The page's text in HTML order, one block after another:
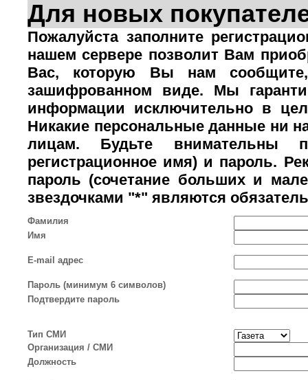
Для новых
Пожалуйста заполните
нашем сервере позволит Вам
Вас, которую Вы нам сообщите,
зашифрованном виде. Мы
информации исключительно в
Никакие персональные данные ни
лицам. Будьте внимательны
регистрационное имя) и пароль.
пароль (сочетание больших и
звездочками "*" являются
Фамилия
Имя
E-mail адрес
Пароль (минимум 6 символов)
Подтвердите пароль
Тип СМИ
Организация / СМИ
Должность